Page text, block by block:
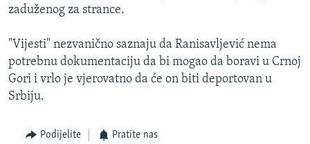
TV LIBERTY
POST SCRIPTUM
MOJA EVROPA
TRI DECENIJE OD RATA U BIH
NASTANAK I RASPAD JUGOSLAVIJE
Sve RFE/RL stranice
zaduženog za strance.
"Vijesti" nezvanično saznaju da Ranisavljević nema
potrebnu dokumentaciju da bi mogao da boravi u Crnoj
Gori i vrlo je vjerovatno da će on biti deportovan u
Srbiju.
Podijelite Pratite nas